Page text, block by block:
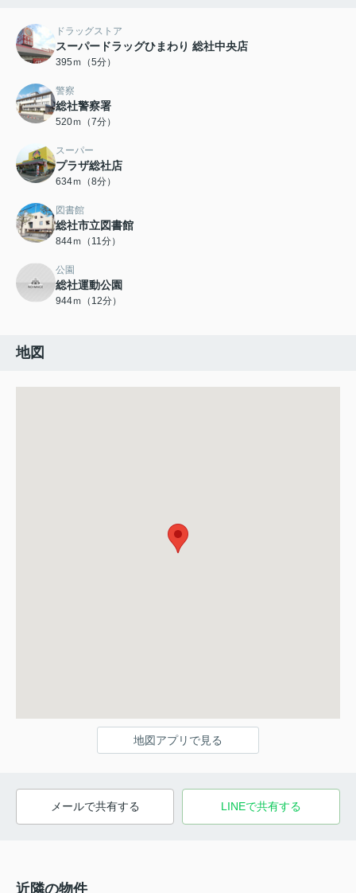
ドラッグストア
スーパードラッグひまわり 総社中央店
395ｍ（5分）
警察
総社警察署
520ｍ（7分）
スーパー
プラザ総社店
634ｍ（8分）
図書館
総社市立図書館
844ｍ（11分）
公園
総社運動公園
944ｍ（12分）
地図
地図アプリで見る
メールで共有する LINEで共有する
近隣の物件